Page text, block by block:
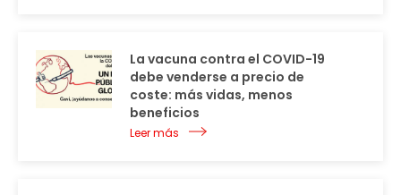
La vacuna contra el COVID-19
debe venderse a precio de
coste: más vidas, menos
beneficios
Leer más